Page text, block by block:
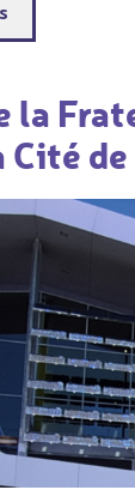
la
Cité